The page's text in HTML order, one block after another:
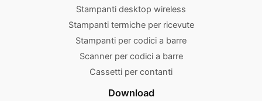
Stampanti desktop wireless
Stampanti termiche per ricevute
Stampanti per codici a barre
Scanner per codici a barre
Cassetti per contanti
Download